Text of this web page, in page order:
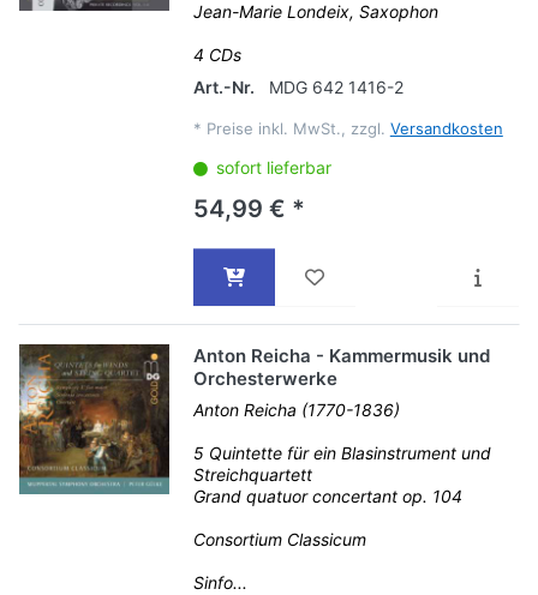
Jean-Marie Londeix, Saxophon
4 CDs
Art.-Nr.
MDG 642 1416-2
* Preise inkl. MwSt., zzgl. Versandkosten
sofort lieferbar
54,99 € *
Anton Reicha - Kammermusik und
Orchesterwerke
Anton Reicha (1770-1836)
5 Quintette für ein Blasinstrument und
Streichquartett
Grand quatuor concertant op. 104
Consortium Classicum
Sinfo...